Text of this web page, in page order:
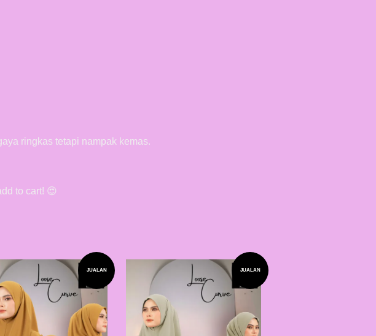
ringkas tetapi nampak kemas.
to cart! 😍
JUALAN JUALAN